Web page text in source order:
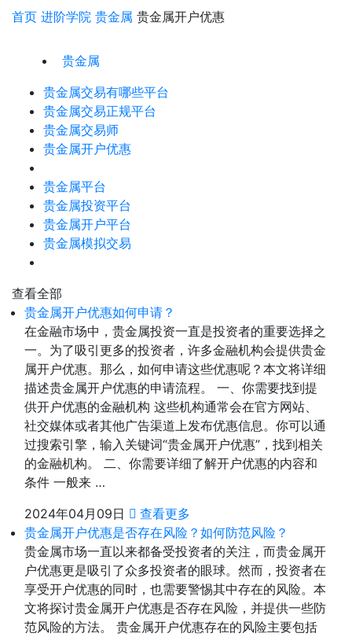
首页 进阶学院 贵金属 贵金属开户优惠
贵金属
贵金属交易有哪些平台
贵金属交易正规平台
贵金属交易师
贵金属开户优惠
贵金属平台
贵金属投资平台
贵金属开户平台
贵金属模拟交易
查看全部
贵金属开户优惠如何申请？
在金融市场中，贵金属投资一直是投资者的重要选择之
一。为了吸引更多的投资者，许多金融机构会提供贵金
属开户优惠。那么，如何申请这些优惠呢？本文将详细
描述贵金属开户优惠的申请流程。 一、你需要找到提
供开户优惠的金融机构 这些机构通常会在官方网站、
社交媒体或者其他广告渠道上发布优惠信息。你可以通
过搜索引擎，输入关键词“贵金属开户优惠”，找到相关
的金融机构。 二、你需要详细了解开户优惠的内容和
条件 一般来 …
2024年04月09日
查看更多
贵金属开户优惠是否存在风险？如何防范风险？
贵金属市场一直以来都备受投资者的关注，而贵金属开
户优惠更是吸引了众多投资者的眼球。然而，投资者在
享受开户优惠的同时，也需要警惕其中存在的风险。本
文将探讨贵金属开户优惠是否存在风险，并提供一些防
范风险的方法。 贵金属开户优惠存在的风险主要包括